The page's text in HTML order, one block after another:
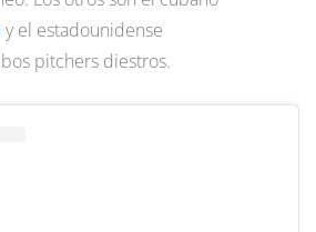
y el estadounidense
pitchers diestros.